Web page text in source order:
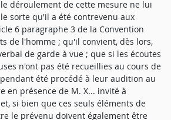
déroulement de cette mesure ne lui
sorte qu'il a été contrevenu aux
6 paragraphe 3 de la Convention
de l'homme ; qu'il convient, dès lors,
de garde à vue ; que si les écoutes
n'ont pas été recueillies au cours de
été procédé à leur audition au
en présence de M. X... invité à
si bien que ces seuls éléments de
le prévenu doivent également être